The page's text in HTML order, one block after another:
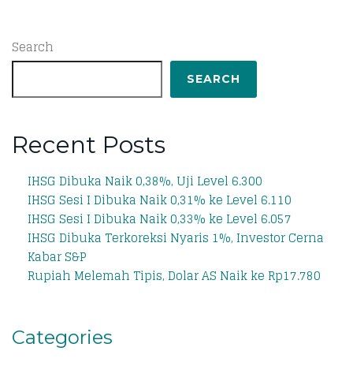
Search
SEARCH
Recent Posts
IHSG Dibuka Naik 0,38%, Uji Level 6.300
IHSG Sesi I Dibuka Naik 0,31% ke Level 6.110
IHSG Sesi I Dibuka Naik 0,33% ke Level 6.057
IHSG Dibuka Terkoreksi Nyaris 1%, Investor Cerna
Kabar S&P
Rupiah Melemah Tipis, Dolar AS Naik ke Rp17.780
Categories